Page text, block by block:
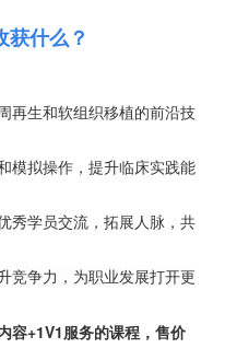
获什么？
再生和软组织移植的前沿技
模拟操作，提升临床实践能
秀学员交流，拓展人脉，共
竞争力，为职业发展打开更
容+1V1服务的课程，售价